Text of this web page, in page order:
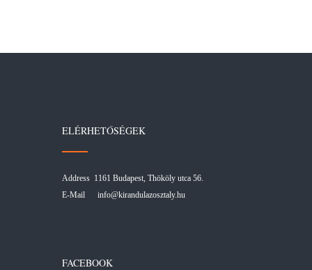
ELÉRHETŐSÉGEK
Address 1161 Budapest, Thököly utca 56.
E-Mail info@kirandulazosztaly.hu
FACEBOOK